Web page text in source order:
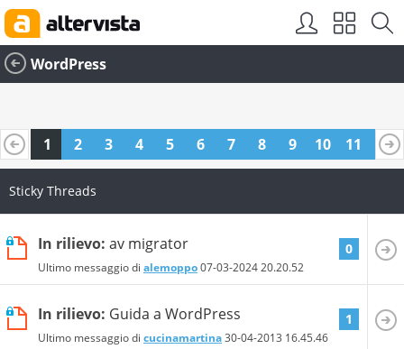
WordPress
1 2 3 4 5 6 7 8 9 10 11
12
Sticky Threads
In rilievo: av migrator
Ultimo messaggio di alemoppo07-03-202420.20.52
0
In rilievo: Guida a WordPress
Ultimo messaggio di cucinamartina30-04-2013 16.45.46
1